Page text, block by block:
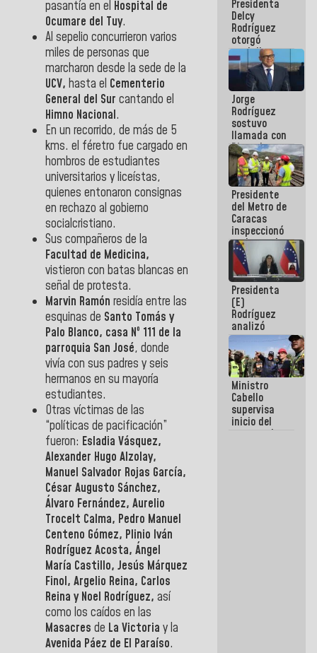
pasantía en el Hospital de
Ocumare del Tuy.
Al sepelio concurrieron varios
miles de personas que
marcharon desde la sede de la
UCV, hasta el Cementerio
General del Sur cantando el
Himno Nacional.
En un recorrido, de más de 5
kms. el féretro fue cargado en
hombros de estudiantes
universitarios y liceístas,
quienes entonaron consignas
en rechazo al gobierno
socialcristiano.
Sus compañeros de la
Facultad de Medicina,
vistieron con batas blancas en
señal de protesta.
Marvin Ramón residía entre las
esquinas de Santo Tomás y
Palo Blanco, casa Nº 111 de la
parroquia San José, donde
vivía con sus padres y seis
hermanos en su mayoría
estudiantes.
Otras víctimas de las
“políticas de pacificación”
fueron: Esladia Vásquez,
Alexander Hugo Alzolay,
Manuel Salvador Rojas García,
César Augusto Sánchez,
Álvaro Fernández, Aurelio
Trocelt Calma, Pedro Manuel
Centeno Gómez, Plinio Iván
Rodríguez Acosta, Ángel
María Castillo, Jesús Márquez
Finol, Argelio Reina, Carlos
Reina y Noel Rodríguez, así
como los caídos en las
Masacres de La Victoria y la
Avenida Páez de El Paraíso.
abordar
planes de
acción
Presidenta
Delcy
Rodríguez
otorgó
medalla
"Héroe de
Venezuela"
a servidores
públicos
Jorge
Rodríguez
sostuvo
llamada con
Dinorah
Figuera y
acuerdan
primer
encuentro
presencial
para el
diálogo
Presidente
del Metro de
Caracas
inspeccionó
trabajos de
rehabilitación
y
modernización
de la vía
férrea
Presidenta
(E)
Rodríguez
analizó
junto a
gobernadores
planes de
recuperación
del Sistema
Eléctrico
Nacional
Ministro
Cabello
supervisa
inicio del
proceso de